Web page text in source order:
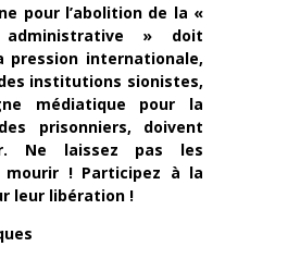
pour l’abolition de la «
administrative » doit
pression internationale,
institutions sionistes,
médiatique pour la
prisonniers, doivent
Ne laissez pas les
mourir ! Participez à la
leur libération !